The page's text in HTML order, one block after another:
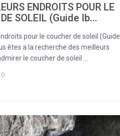
ENDROITS POUR LE
SOLEIL (Guide Ib...
pour le coucher de soleil (Guide
êtes a la recherche des meilleurs
le coucher de soleil ...
0